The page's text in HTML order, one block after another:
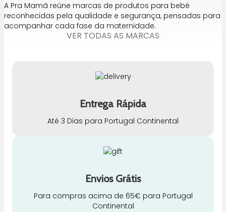
A Pra Mamã reúne marcas de produtos para bebé
reconhecidas pela qualidade e segurança, pensadas para
acompanhar cada fase da maternidade.
VER TODAS AS MARCAS
Entrega Rápida
Até 3 Dias para Portugal Continental
Envios Grátis
Para compras acima de 65€ para Portugal
Continental